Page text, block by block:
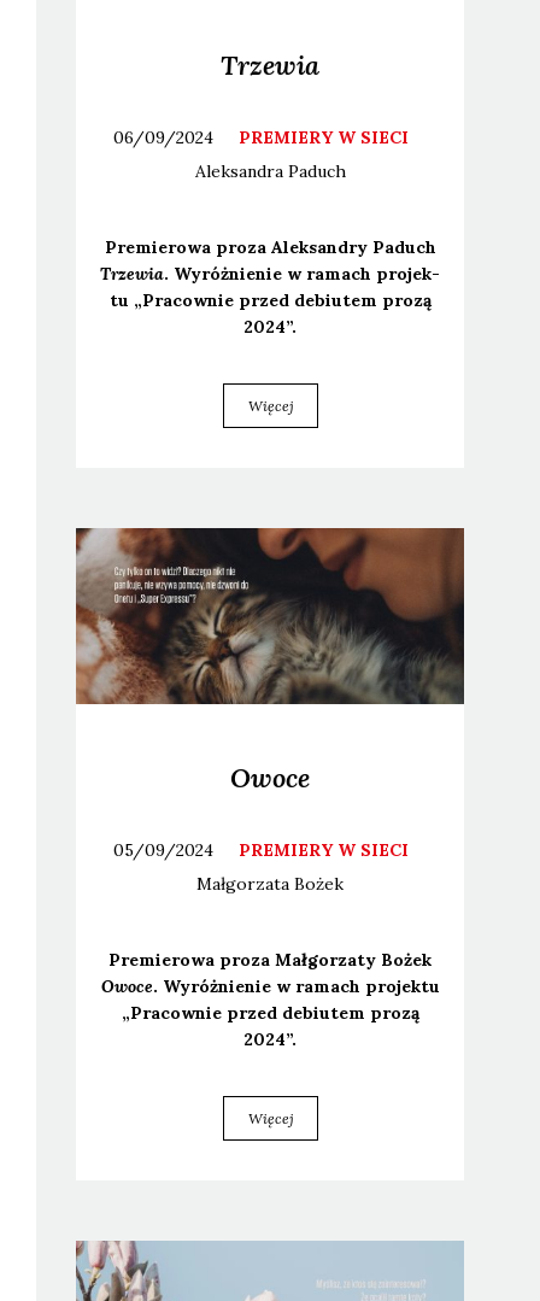
Trzewia
06/09/2024
PREMIERY W SIECI
Aleksandra Paduch
Pre­mie­ro­wa pro­za Alek­san­dry Paduch
Trze­wia. Wyróż­nie­nie w ramach pro­jek­
tu „Pra­cow­nie przed debiu­tem pro­zą
2024”.
Więcej
Owoce
05/09/2024
PREMIERY W SIECI
Małgorzata Bożek
Pre­mie­ro­wa pro­za Mał­go­rza­ty Bożek
Owo­ce. Wyróż­nie­nie w ramach pro­jek­tu
„Pra­cow­nie przed debiu­tem pro­zą
2024”.
Więcej